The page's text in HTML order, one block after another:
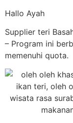
Hallo Ayah
Supplier teri
– Program ini
memenuhi quota.